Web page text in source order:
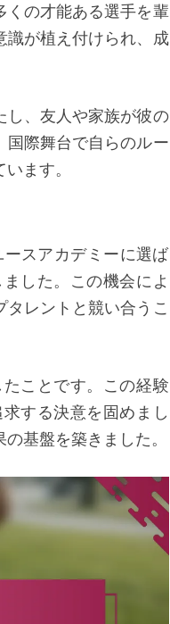
くの才能ある選手を輩
識が植え付けられ、成
し、友人や家族が彼の
国際舞台で自らのルー
ます。
ースアカデミーに選ば
した。この機会によ
タレントと競い合うこ
ことです。この経験
する決意を固めまし
基盤を築きました。